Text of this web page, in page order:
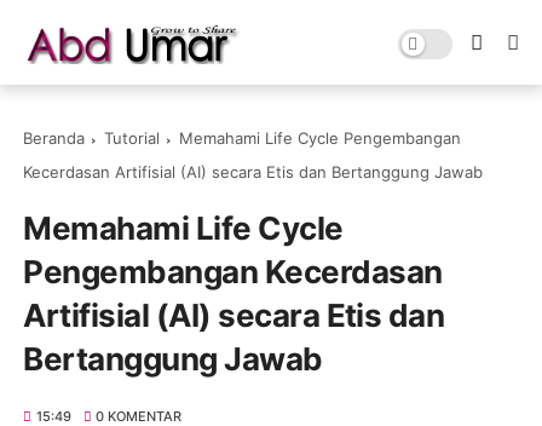
Beranda Tutorial
Memahami Life Cycle Pengembangan
Kecerdasan Artifisial (AI) secara Etis dan Bertanggung Jawab
Memahami Life Cycle
Pengembangan Kecerdasan
Artifisial (AI) secara Etis dan
Bertanggung Jawab
15:49 0 KOMENTAR